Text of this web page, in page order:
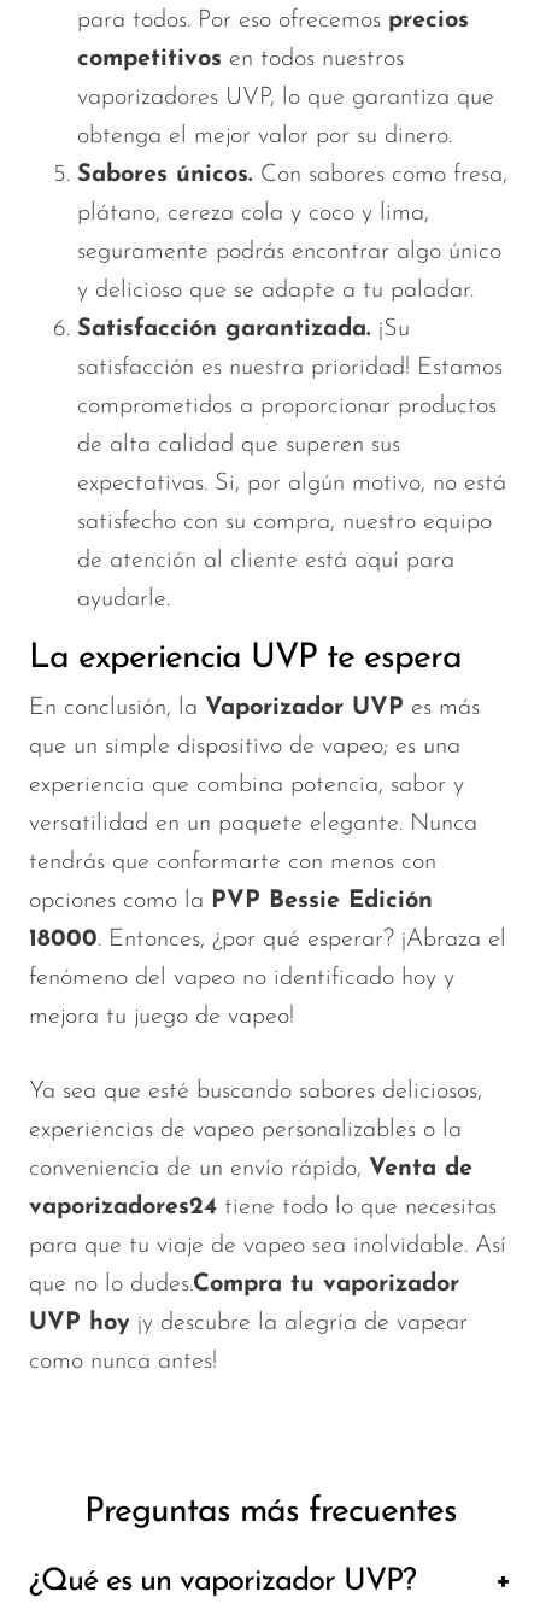
para todos. Por eso ofrecemos precios
competitivos en todos nuestros
vaporizadores UVP, lo que garantiza que
obtenga el mejor valor por su dinero.
Sabores únicos. Con sabores como fresa,
plátano, cereza cola y coco y lima,
seguramente podrás encontrar algo único
y delicioso que se adapte a tu paladar.
Satisfacción garantizada. ¡Su
satisfacción es nuestra prioridad! Estamos
comprometidos a proporcionar productos
de alta calidad que superen sus
expectativas. Si, por algún motivo, no está
satisfecho con su compra, nuestro equipo
de atención al cliente está aquí para
ayudarle.
La experiencia UVP te espera
En conclusión, la Vaporizador UVP es más
que un simple dispositivo de vapeo; es una
experiencia que combina potencia, sabor y
versatilidad en un paquete elegante. Nunca
tendrás que conformarte con menos con
opciones como la PVP Bessie Edición
18000. Entonces, ¿por qué esperar? ¡Abraza el
fenómeno del vapeo no identificado hoy y
mejora tu juego de vapeo!
Ya sea que esté buscando sabores deliciosos,
experiencias de vapeo personalizables o la
conveniencia de un envío rápido, Venta de
vaporizadores24 tiene todo lo que necesitas
para que tu viaje de vapeo sea inolvidable. Así
que no lo dudes.Compra tu vaporizador
UVP hoy ¡y descubre la alegría de vapear
como nunca antes!
Preguntas más frecuentes
¿Qué es un vaporizador UVP?